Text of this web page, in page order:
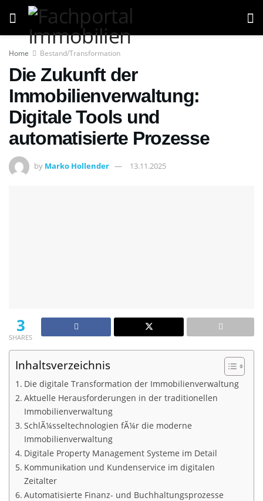
Home Bestand/Transformation
Die Zukunft der
Immobilienverwaltung:
Digitale Tools und
automatisierte Prozesse
by Marko Hollender 13.11.2025
3
SHARES
Inhaltsverzeichnis
Die digitale Transformation der Immobilienverwaltung
Aktuelle Herausforderungen in der traditionellen
Immobilienverwaltung
SchlÃ¼sseltechnologien fÃ¼r die moderne
Immobilienverwaltung
Digitale Property Management Systeme im Detail
Kommunikation und Kundenservice im digitalen
Zeitalter
Automatisierte Finanz- und Buchhaltungsprozesse